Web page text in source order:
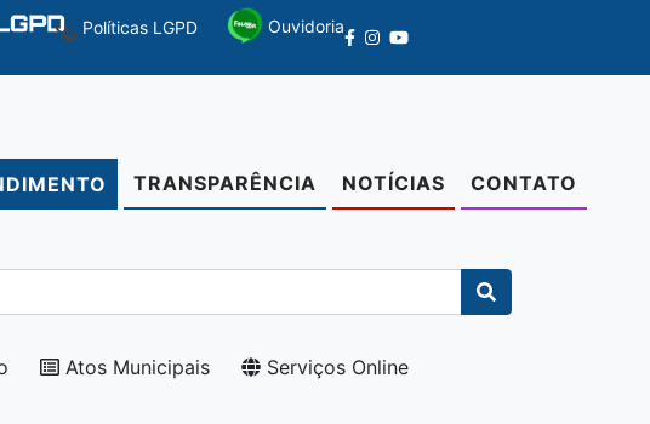
Políticas LGPD Ouvidoria
TRANSPARÊNCIA NOTÍCIAS CONTATO
Atos Municipais
Serviços Online